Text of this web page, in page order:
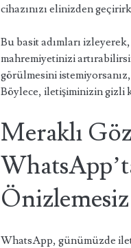
cihazınızı elinizden
Bu basit adımları
mahremiyetinizi
görülmesini
Böylece, iletişiminizin gizli
Meraklı
Önizlemesiz
WhatsApp, günümüzde